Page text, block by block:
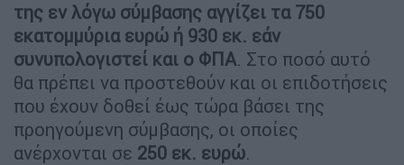
της εν λόγω σύμβασης αγγίζει τα 750
εκατομμύρια ευρώ ή 930 εκ. εάν
συνυπολογιστεί και ο ΦΠΑ. Στο ποσό αυτό
θα πρέπει να προστεθούν και οι επιδοτήσεις
που έχουν δοθεί έως τώρα βάσει της
προηγούμενη σύμβασης, οι οποίες
ανέρχονται σε 250 εκ. ευρώ.